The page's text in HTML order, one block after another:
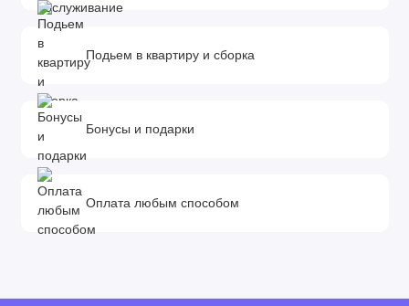
Подьем в квартиру и сборка
Бонусы и подарки
Оплата любым способом